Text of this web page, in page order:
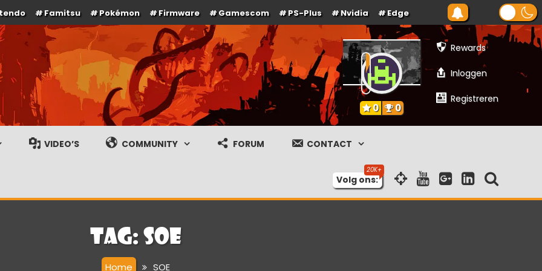
Famitsu Pokémon Firmware Gamescom PS-Plus Nvidia Edge
gameplay streams
Rewards
Inloggen
Registreren
0 0
VIDEO’S COMMUNITY FORUM CONTACT
Volg ons:
Tag: SOE
Home SOE